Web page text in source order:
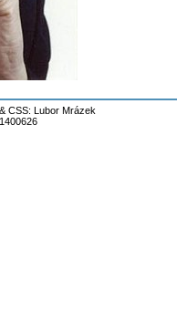
& CSS: Lubor Mrázek